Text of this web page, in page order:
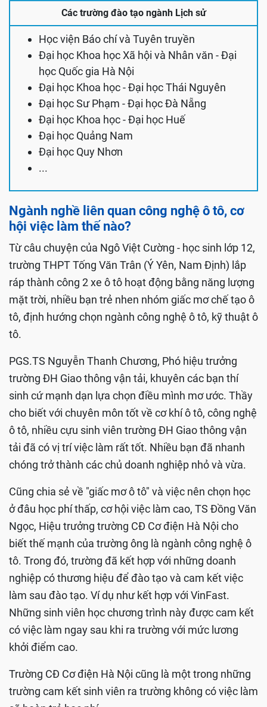
Các trường đào tạo ngành Lịch sử
Học viện Báo chí và Tuyên truyền
Đại học Khoa học Xã hội và Nhân văn - Đại
học Quốc gia Hà Nội
Đại học Khoa học - Đại học Thái Nguyên
Đại học Sư Phạm - Đại học Đà Nẵng
Đại học Khoa học - Đại học Huế
Đại học Quảng Nam
Đại học Quy Nhơn
...
Ngành nghề liên quan công nghệ ô tô, cơ
hội việc làm thế nào?
Từ câu chuyện của Ngô Việt Cường - học sinh lớp 12,
trường THPT Tống Văn Trân (Ý Yên, Nam Định) lắp
ráp thành công 2 xe ô tô hoạt động bằng năng lượng
mặt trời, nhiều bạn trẻ nhen nhóm giấc mơ chế tạo ô
tô, định hướng chọn ngành công nghệ ô tô, kỹ thuật ô
tô.
PGS.TS Nguyễn Thanh Chương, Phó hiệu trưởng
trường ĐH Giao thông vận tải, khuyên các bạn thí
sinh cứ mạnh dạn lựa chọn điều mình mơ ước. Thầy
cho biết với chuyên môn tốt về cơ khí ô tô, công nghệ
ô tô, nhiều cựu sinh viên trường ĐH Giao thông vận
tải đã có vị trí việc làm rất tốt. Nhiều bạn đã nhanh
chóng trở thành các chủ doanh nghiệp nhỏ và vừa.
Cũng chia sẻ về "giấc mơ ô tô" và việc nên chọn học
ở đâu học phí thấp, cơ hội việc làm cao, TS Đồng Văn
Ngọc, Hiệu trưởng trường CĐ Cơ điện Hà Nội cho
biết thế mạnh của trường ông là ngành công nghệ ô
tô. Trong đó, trường đã kết hợp với những doanh
nghiệp có thương hiệu để đào tạo và cam kết việc
làm sau đào tạo. Ví dụ như kết hợp với VinFast.
Những sinh viên học chương trình này được cam kết
có việc làm ngay sau khi ra trường với mức lương
khởi điểm cao.
Trường CĐ Cơ điện Hà Nội cũng là một trong những
trường cam kết sinh viên ra trường không có việc làm